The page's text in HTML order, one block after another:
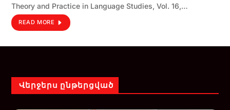
Theory and Practice in Language Studies, Vol. 16,…
READ MORE
Վերջերս ընթերցված